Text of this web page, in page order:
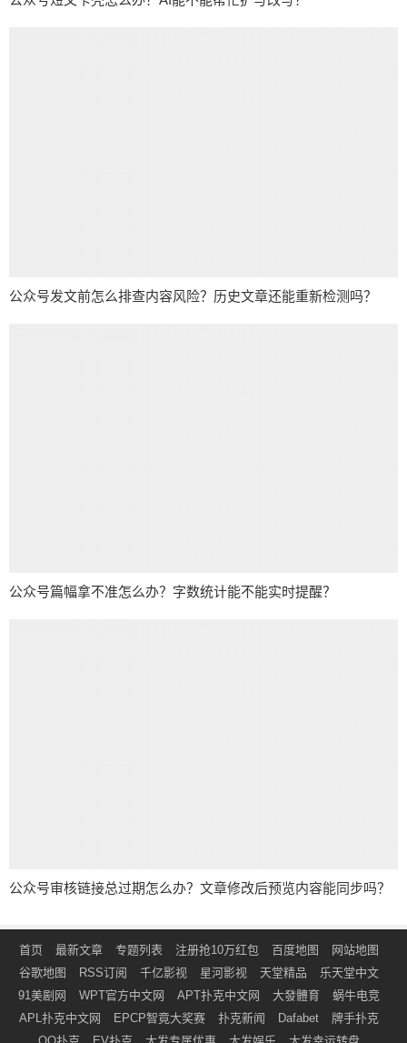
公众号发文前怎么排查内容风险？历史文章还能重新检测吗？
公众号篇幅拿不准怎么办？字数统计能不能实时提醒？
公众号审核链接总过期怎么办？文章修改后预览内容能同步吗？
首页 最新文章 专题列表 注册抢10万红包 百度地图
网站地图
谷歌地图
RSS订阅 千亿影视 星河影视 天堂精品
乐天堂中文
91美剧网
WPT官方中文网 APT扑克中文网 大發體育
蜗牛电竞
APL扑克中文网
EPCP智竟大奖赛 扑克新闻 Dafabet
牌手扑克